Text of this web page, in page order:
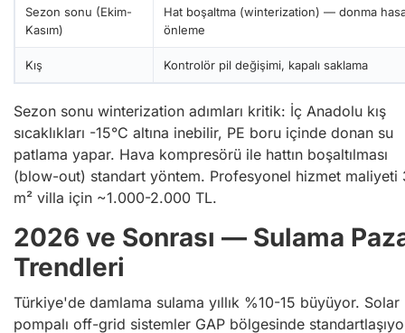
Sezon sonu (Ekim-
Kasım)
Hat boşaltma (winterization) — donma
önleme
Kış Kontrolör pil değişimi, kapalı saklama
Sezon sonu winterization adımları kritik: İç Anadolu kış
sıcaklıkları -15°C altına inebilir, PE boru içinde donan su
patlama yapar. Hava kompresörü ile hattın boşaltılması
(blow-out) standart yöntem. Profesyonel hizmet maliyeti
m² villa için ~1.000-2.000 TL.
2026 ve Sonrası — Sulama
Trendleri
Türkiye'de damlama sulama yıllık %10-15 büyüyor. Solar
pompalı off-grid sistemler GAP bölgesinde